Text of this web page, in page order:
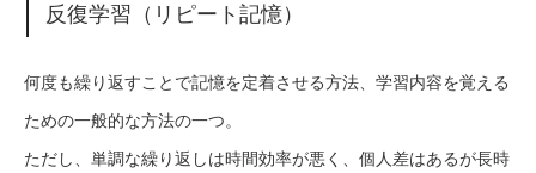
反復学習（リピート記憶）
何度も繰り返すことで記憶を定着させる方法、学習内容を覚える
ための一般的な方法の一つ。
ただし、単調な繰り返しは時間効率が悪く、個人差はあるが長時